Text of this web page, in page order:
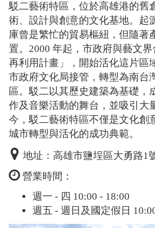
駁二藝術特區，位於高雄港的舊
術、設計與創意的文化基地。起
庫曾是繁忙的貿易樞紐，但隨著
置。2000 年起，市政府與藝文
再利用計畫」，開始活化這片區
市政府文化局接管，轉型為南台
區。駁二以其歷史建築為基礎，
作及音樂活動的舞台，並吸引大
今，駁二藝術特區不僅是文化創
城市轉型與活化的成功典範。
地址：高雄市鹽埕區大勇路1
營業時間：
週一 - 四 10:00 - 18:00
週五 - 週日及國定假日